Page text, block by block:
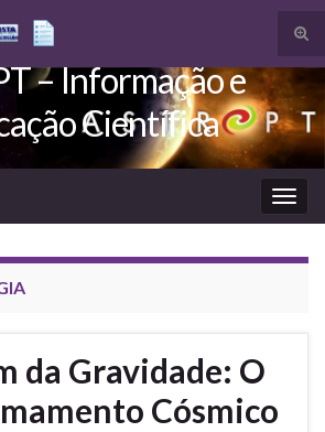
– Informação e
Científica
da Gravidade: O
Cósmico